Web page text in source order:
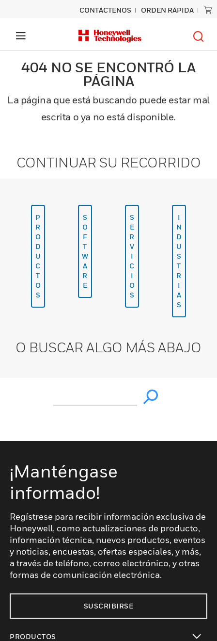
CONTÁCTENOS ORDEN RÁPIDA
404 NO SE ENCONTRÓ LA
PÁGINA
La página que está buscando puede estar mal
escrita o ya no está disponible.
CONTINUAR SU RECORRIDO
P
R
O
D
U
C
T
O
S
S
O
F
T
W
A
R
E
S
E
R
V
I
C
I
O
S
I
N
D
U
S
T
R
I
A
S
O BUSCAR ALGO MÁS ABAJO
¡Manténgase
informado!
Regístrese para recibir información exclusiva de
Honeywell, como actualizaciones de producto,
información técnica, nuevos productos, eventos
y noticias, encuestas, ofertas especiales, y más,
a través de teléfono, correo electrónico, y otras
formas de comunicación electrónica.
SUSCRIBIRSE
PRODUCTOS